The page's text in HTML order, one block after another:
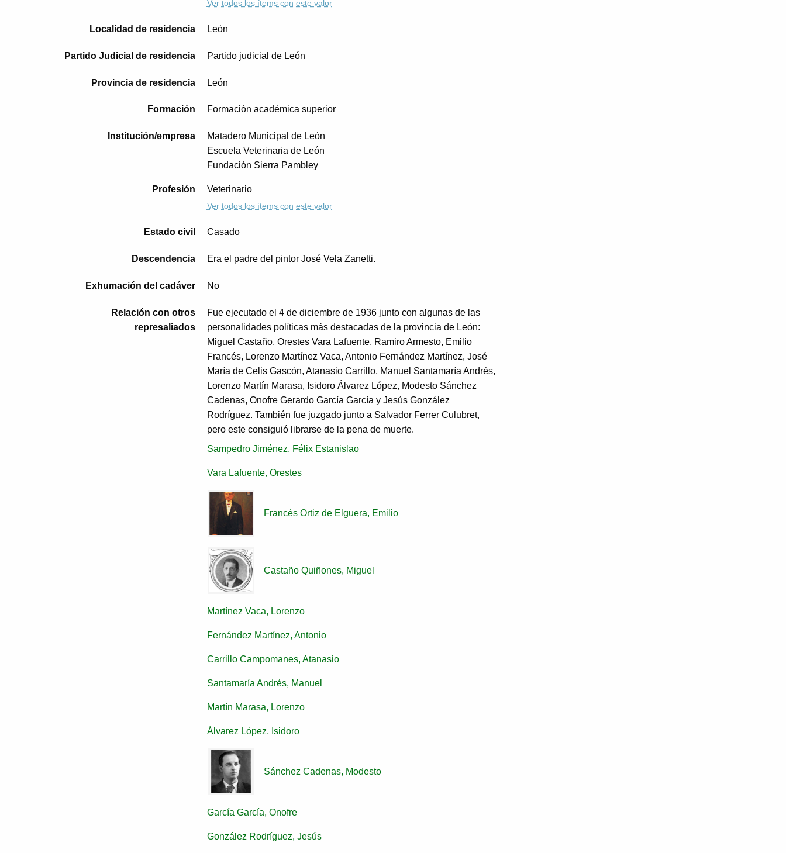
Ver todos los ítems con este valor
Localidad de residencia León
Partido Judicial de residencia Partido judicial de León
Provincia de residencia León
Formación Formación académica superior
Institución/empresa
Matadero Municipal de León
Escuela Veterinaria de León
Fundación Sierra Pambley
Profesión Veterinario
Ver todos los ítems con este valor
Estado civil Casado
Descendencia Era el padre del pintor José Vela Zanetti.
Exhumación del cadáver No
Relación con otros
represaliados
Fue ejecutado el 4 de diciembre de 1936 junto con algunas de las
personalidades políticas más destacadas de la provincia de León:
Miguel Castaño, Orestes Vara Lafuente, Ramiro Armesto, Emilio
Francés, Lorenzo Martínez Vaca, Antonio Fernández Martínez, José
María de Celis Gascón, Atanasio Carrillo, Manuel Santamaría Andrés,
Lorenzo Martín Marasa, Isidoro Álvarez López, Modesto Sánchez
Cadenas, Onofre Gerardo García García y Jesús González
Rodríguez. También fue juzgado junto a Salvador Ferrer Culubret,
pero este consiguió librarse de la pena de muerte.
Sampedro Jiménez, Félix Estanislao
Vara Lafuente, Orestes
Francés Ortiz de Elguera, Emilio
Castaño Quiñones, Miguel
Martínez Vaca, Lorenzo
Fernández Martínez, Antonio
Carrillo Campomanes, Atanasio
Santamaría Andrés, Manuel
Martín Marasa, Lorenzo
Álvarez López, Isidoro
Sánchez Cadenas, Modesto
García García, Onofre
González Rodríguez, Jesús